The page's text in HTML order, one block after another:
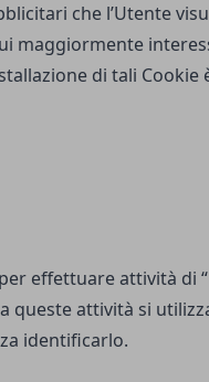
che l’Utente
maggiormente
di tali Cookie
effettuare attività di
queste attività si
identificarlo.